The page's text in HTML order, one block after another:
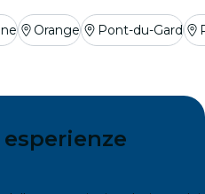
Orange Pont-du-Gard